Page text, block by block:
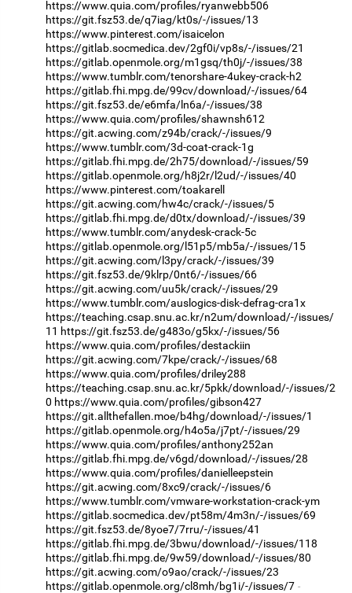
https://www.quia.com/profiles/ryanwebb506
https://git.fsz53.de/q7iag/kt0s/-/issues/13
https://www.pinterest.com/isaicelon
https://gitlab.socmedica.dev/2gf0i/vp8s/-/issues/21
https://gitlab.openmole.org/m1gsq/th0j/-/issues/38
https://www.tumblr.com/tenorshare-4ukey-crack-h2
https://gitlab.fhi.mpg.de/99cv/download/-/issues/64
https://git.fsz53.de/e6mfa/ln6a/-/issues/38
https://www.quia.com/profiles/shawnsh612
https://git.acwing.com/z94b/crack/-/issues/9
https://www.tumblr.com/3d-coat-crack-1g
https://gitlab.fhi.mpg.de/2h75/download/-/issues/59
https://gitlab.openmole.org/h8j2r/l2ud/-/issues/40
https://www.pinterest.com/toakarell
https://git.acwing.com/hw4c/crack/-/issues/5
https://gitlab.fhi.mpg.de/d0tx/download/-/issues/39
https://www.tumblr.com/anydesk-crack-5c
https://gitlab.openmole.org/l51p5/mb5a/-/issues/15
https://git.acwing.com/l3py/crack/-/issues/39
https://git.fsz53.de/9klrp/0nt6/-/issues/66
https://git.acwing.com/uu5k/crack/-/issues/29
https://www.tumblr.com/auslogics-disk-defrag-cra1x
https://teaching.csap.snu.ac.kr/n2um/download/-/issues/
11 https://git.fsz53.de/g483o/g5kx/-/issues/56
https://www.quia.com/profiles/destackiin
https://git.acwing.com/7kpe/crack/-/issues/68
https://www.quia.com/profiles/driley288
https://teaching.csap.snu.ac.kr/5pkk/download/-/issues/2
0 https://www.quia.com/profiles/gibson427
https://git.allthefallen.moe/b4hg/download/-/issues/1
https://gitlab.openmole.org/h4o5a/j7pt/-/issues/29
https://www.quia.com/profiles/anthony252an
https://gitlab.fhi.mpg.de/v6gd/download/-/issues/28
https://www.quia.com/profiles/danielleepstein
https://git.acwing.com/8xc9/crack/-/issues/6
https://www.tumblr.com/vmware-workstation-crack-ym
https://gitlab.socmedica.dev/pt58m/4m3n/-/issues/69
https://git.fsz53.de/8yoe7/7rru/-/issues/41
https://gitlab.fhi.mpg.de/3bwu/download/-/issues/118
https://gitlab.fhi.mpg.de/9w59/download/-/issues/80
https://git.acwing.com/o9ao/crack/-/issues/23
https://gitlab.openmole.org/cl8mh/bg1i/-/issues/7